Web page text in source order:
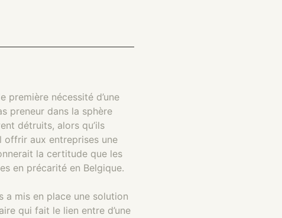
première nécessité d’une
preneur dans la sphère
détruits, alors qu’ils
aux entreprises une
la certitude que les
en précarité en Belgique.
a mis en place une solution
qui fait le lien entre d’une